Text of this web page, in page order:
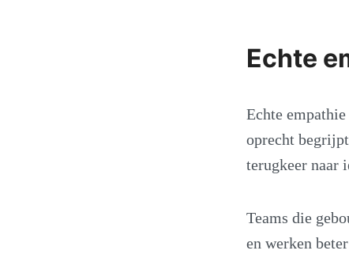
Echte
Echte
oprecht
terugkeer naar
Teams die
en werken